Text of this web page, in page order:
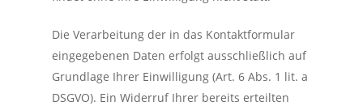
Die Verarbeitung der in das Kontaktformular
eingegebenen Daten erfolgt ausschließlich auf
Grundlage Ihrer Einwilligung (Art. 6 Abs. 1 lit. a
DSGVO). Ein Widerruf Ihrer bereits erteilten